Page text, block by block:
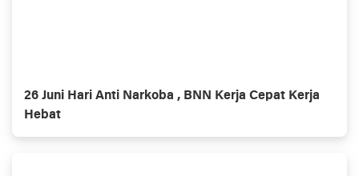
26 Juni Hari Anti Narkoba , BNN Kerja Cepat Kerja
Hebat